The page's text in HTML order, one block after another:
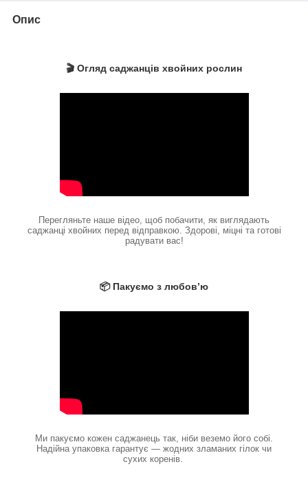
Опис
🎬 Огляд саджанців хвойних рослин
Перегляньте наше відео, щоб побачити, як виглядають
саджанці хвойних перед відправкою. Здорові, міцні та готові
радувати вас!
📦 Пакуємо з любов’ю
Ми пакуємо кожен саджанець так, ніби веземо його собі.
Надійна упаковка гарантує — жодних зламаних гілок чи
сухих коренів.